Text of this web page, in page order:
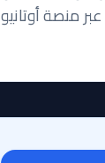
منصة أوتانيو